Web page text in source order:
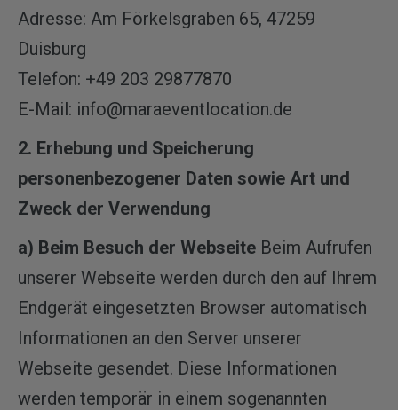
Adresse: Am Förkelsgraben 65, 47259
Duisburg
Telefon: +49 203 29877870
E-Mail: info@maraeventlocation.de
2. Erhebung und Speicherung
personenbezogener Daten sowie Art und
Zweck der Verwendung
a) Beim Besuch der Webseite Beim Aufrufen
unserer Webseite werden durch den auf Ihrem
Endgerät eingesetzten Browser automatisch
Informationen an den Server unserer
Webseite gesendet. Diese Informationen
werden temporär in einem sogenannten